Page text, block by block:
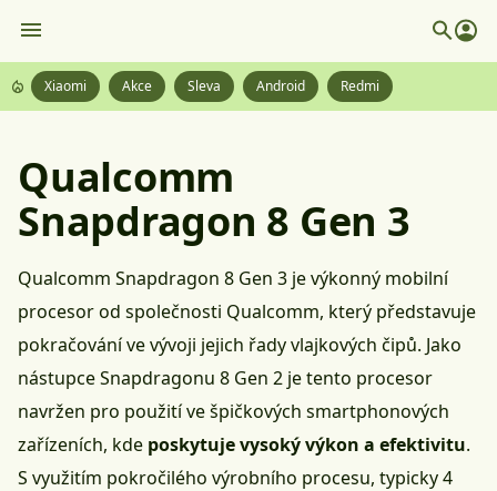
Xiaomi Akce Sleva Android Redmi
Qualcomm
Snapdragon 8 Gen 3
Qualcomm Snapdragon 8 Gen 3 je výkonný mobilní
procesor od společnosti Qualcomm, který představuje
pokračování ve vývoji jejich řady vlajkových čipů. Jako
nástupceSnapdragonu 8 Gen 2 je tento procesor
navržen pro použití ve špičkových smartphonových
zařízeních, kde poskytuje vysoký výkon a efektivitu.
S využitím pokročilého výrobního procesu, typicky 4